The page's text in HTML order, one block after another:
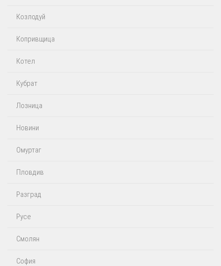
Козлодуй
Копривщица
Котел
Кубрат
Лозница
Новини
Омуртаг
Пловдив
Разград
Русе
Смолян
София